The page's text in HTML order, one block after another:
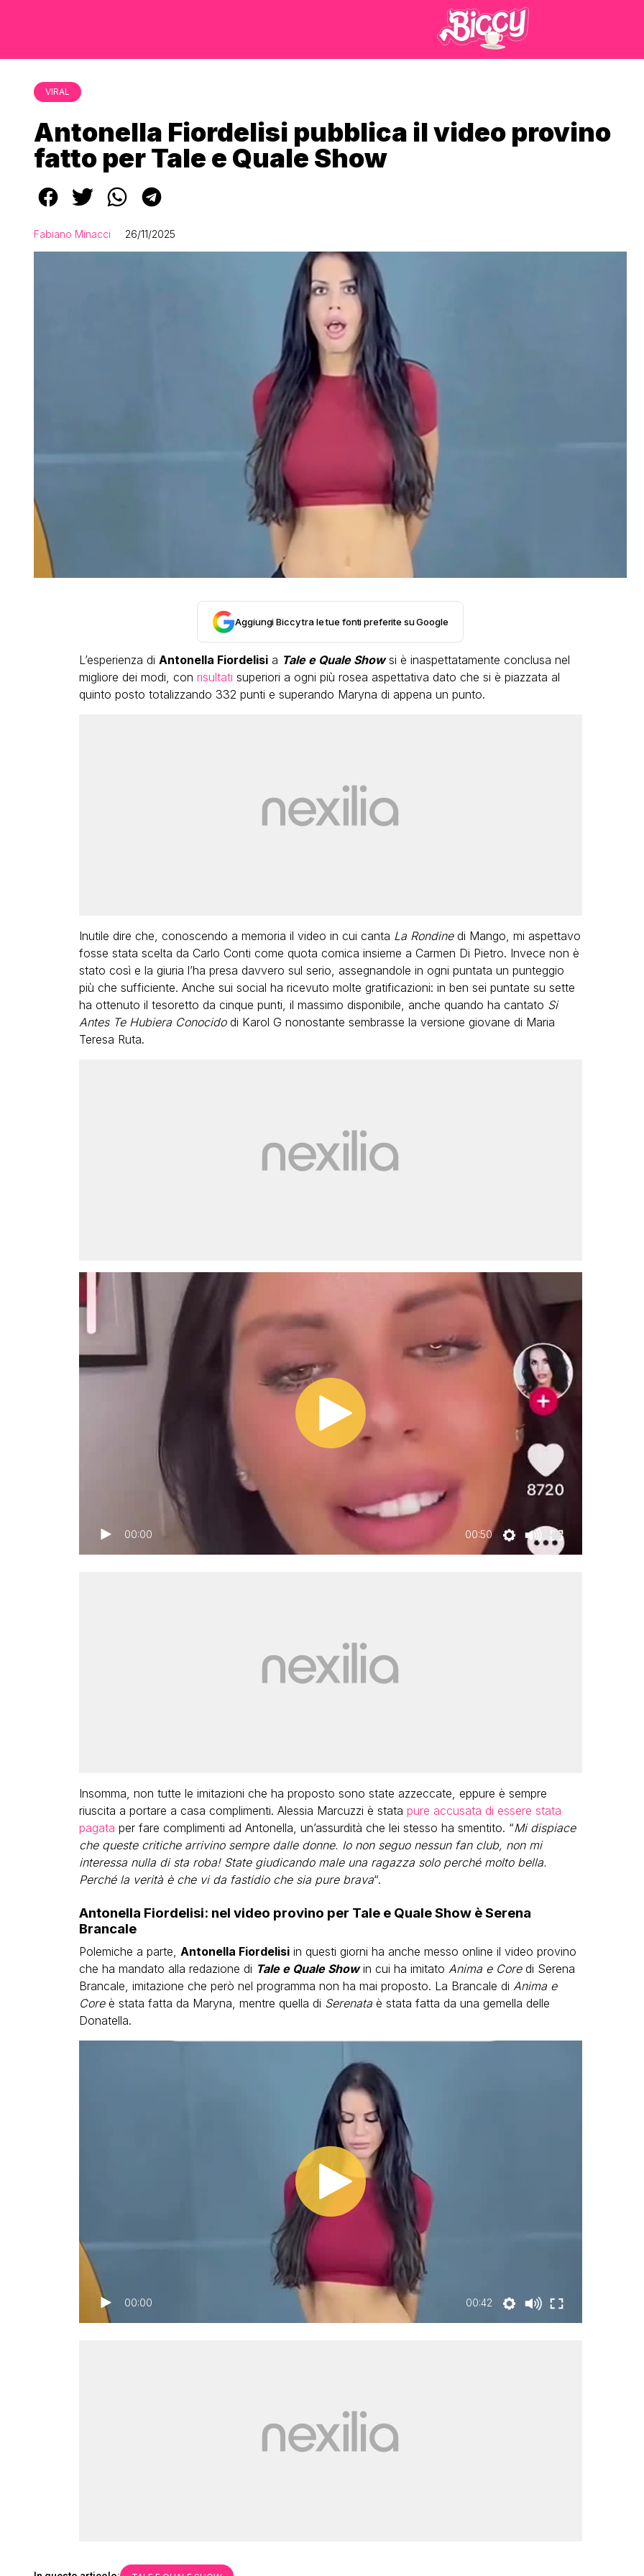
VIRAL
Antonella Fiordelisi pubblica il video provino
fatto per Tale e Quale Show
Fabiano Minacci 26/11/2025
Aggiungi Biccy tra le tue fonti preferite su Google
L’esperienza di Antonella Fiordelisia Tale e Quale Showsi è inaspettatamente conclusa nel
migliore dei modi, con risultati superiori a ogni più rosea aspettativa dato che si è piazzata al
quinto posto totalizzando 332 punti e superando Maryna di appena un punto.
Inutile dire che, conoscendo a memoria il video in cui canta La Rondinedi Mango, mi aspettavo
fosse stata scelta da Carlo Conti come quota comica insieme a Carmen Di Pietro. Invece non è
stato così e la giuria l’ha presa davvero sul serio, assegnandole in ogni puntata un punteggio
più che sufficiente. Anche sui social ha ricevuto molte gratificazioni: in ben sei puntate su sette
ha ottenuto il tesoretto da cinque punti, il massimo disponibile, anche quando ha cantato Si
Antes Te Hubiera Conocidodi Karol G nonostante sembrasse la versione giovane di Maria
Teresa Ruta.
00:00 00:50
Insomma, non tutte le imitazioni che ha proposto sono state azzeccate, eppure è sempre
riuscita a portare a casa complimenti. Alessia Marcuzzi è stata pure accusata di essere stata
pagata per fare complimenti ad Antonella, un’assurdità che lei stesso ha smentito. “Mi dispiace
che queste critiche arrivino sempre dalle donne. Io non seguo nessun fan club, non mi
interessa nulla di sta roba! State giudicando male una ragazza solo perché molto bella.
Perché la verità è che vi da fastidio che sia pure brava“.
Antonella Fiordelisi: nel video provino per Tale e Quale Show è Serena
Brancale
Polemiche a parte, Antonella Fiordelisiin questi giorni ha anche messo online il video provino
che ha mandato alla redazione di Tale e Quale Showin cui ha imitato Anima e Coredi Serena
Brancale, imitazione che però nel programma non ha mai proposto. La Brancale di Anima e
Coreè stata fatta da Maryna, mentre quella di Serenataè stata fatta da una gemella delle
Donatella.
00:00 00:42
appare nei video virali al Pride:
dall’ex fidanzato famoso,